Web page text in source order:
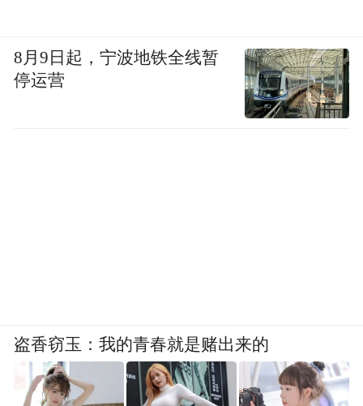
8月9日起，宁波地铁全线暂
停运营
盗香窃玉：我的青春就是赌出来的